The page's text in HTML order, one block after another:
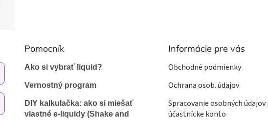
Pomocník
Ako si vybrať liquid?
Vernostný program
DIY kalkulačka: ako si miešať
vlastné e-liquidy (Shake and
Informácie pre vás
Obchodné podmienky
Ochrana osob. údajov
Spracovanie osobných údajov
účastnícke konto